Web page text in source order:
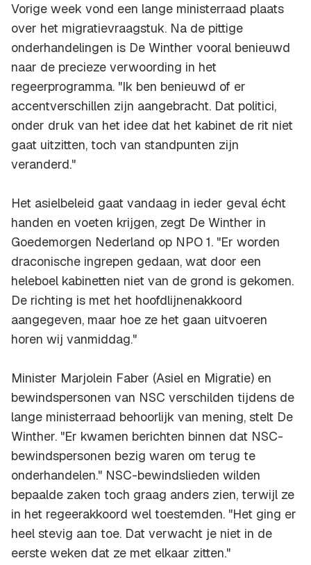
Vorige week vond een lange ministerraad plaats
over het migratievraagstuk. Na de pittige
onderhandelingen is De Winther vooral benieuwd
naar de precieze verwoording in het
regeerprogramma. "Ik ben benieuwd of er
accentverschillen zijn aangebracht. Dat politici,
onder druk van het idee dat het kabinet de rit niet
gaat uitzitten, toch van standpunten zijn
veranderd."
Het asielbeleid gaat vandaag in ieder geval écht
handen en voeten krijgen, zegt De Winther in
Goedemorgen Nederland op NPO 1. "Er worden
draconische ingrepen gedaan, wat door een
heleboel kabinetten niet van de grond is gekomen.
De richting is met het hoofdlijnenakkoord
aangegeven, maar hoe ze het gaan uitvoeren
horen wij vanmiddag."
Minister Marjolein Faber (Asiel en Migratie) en
bewindspersonen van NSC verschilden tijdens de
lange ministerraad behoorlijk van mening, stelt De
Winther. "Er kwamen berichten binnen dat NSC-
bewindspersonen bezig waren om terug te
onderhandelen." NSC-bewindslieden wilden
bepaalde zaken toch graag anders zien, terwijl ze
in het regeerakkoord wel toestemden. "Het ging er
heel stevig aan toe. Dat verwacht je niet in de
eerste weken dat ze met elkaar zitten."